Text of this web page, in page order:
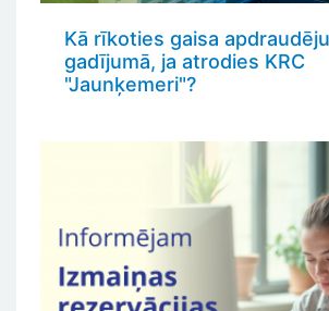
Kā rīkoties gaisa
gadījumā, ja atrodies KRC
"Jaunķemeri"?